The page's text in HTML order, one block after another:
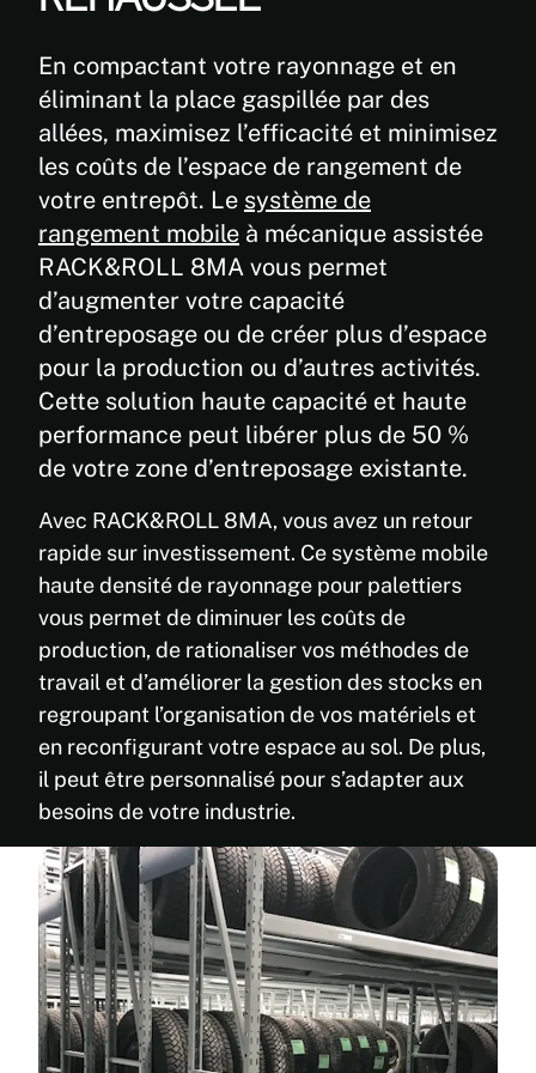
En compactant votre rayonnage et en
éliminant la place gaspillée par des
allées, maximisez l’efficacité et minimisez
les coûts de l’espace de rangement de
votre entrepôt. Le système de
rangement mobile à mécanique assistée
RACK&ROLL 8MA vous permet
d’augmenter votre capacité
d’entreposage ou de créer plus d’espace
pour la production ou d’autres activités.
Cette solution haute capacité et haute
performance peut libérer plus de 50 %
de votre zone d’entreposage existante.
Avec RACK&ROLL 8MA, vous avez un retour
rapide sur investissement. Ce système mobile
haute densité de rayonnage pour palettiers
vous permet de diminuer les coûts de
production, de rationaliser vos méthodes de
travail et d’améliorer la gestion des stocks en
regroupant l’organisation de vos matériels et
en reconfigurant votre espace au sol. De plus,
il peut être personnalisé pour s’adapter aux
besoins de votre industrie.